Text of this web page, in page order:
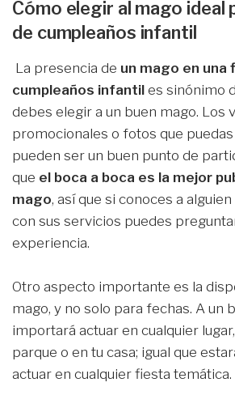
Cómo elegir al mago ideal
de cumpleaños infantil
La presencia de un mago en una
cumpleaños infantil es sinónimo
debes elegir a un buen mago. Los
promocionales o fotos que
pueden ser un buen punto de
que el boca a boca es la mejor
mago, así que si conoces a
con sus servicios puedes
experiencia.
Otro aspecto importante es la
mago, y no solo para fechas. A un
importará actuar en cualquier
parque o en tu casa; igual que
actuar en cualquier fiesta temática.